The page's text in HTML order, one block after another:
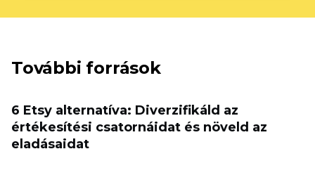
További források
6 Etsy alternatíva: Diverzifikáld az
értékesítési csatornáidat és növeld az
eladásaidat